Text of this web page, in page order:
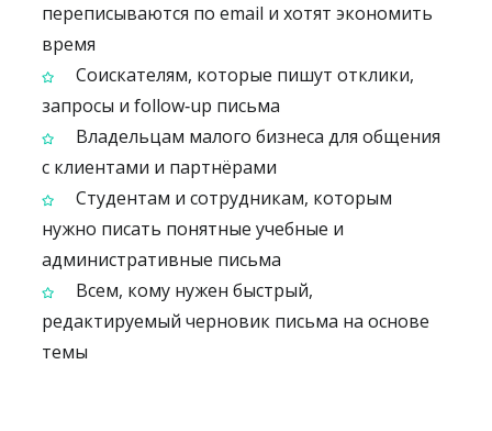
переписываются по email и хотят экономить
время
Соискателям, которые пишут отклики,
запросы и follow‑up письма
Владельцам малого бизнеса для общения
с клиентами и партнёрами
Студентам и сотрудникам, которым
нужно писать понятные учебные и
административные письма
Всем, кому нужен быстрый,
редактируемый черновик письма на основе
темы